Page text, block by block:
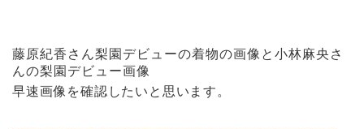
藤原紀香さん梨園デビューの着物の画像と小林麻央さ
んの梨園デビュー画像
早速画像を確認したいと思います。